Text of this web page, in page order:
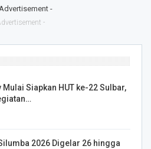
-
Siapkan HUT ke-22 Sulbar,
2026 Digelar 26 hingga